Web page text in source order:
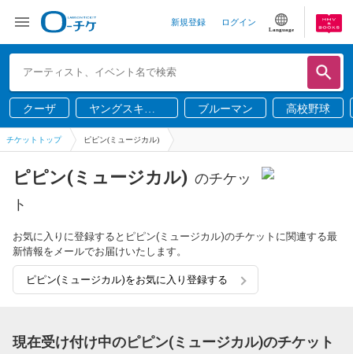
新規登録 ログイン
Language
クーザ
ヤングスキニ
ー
ブルーマン 高校野球
チケットトップ ピピン(ミュージカル)
ピピン(ミュージカル) のチケッ
ト
お気に入りに登録するとピピン(ミュージカル)のチケットに関連する最
新情報をメールでお届けいたします。
ピピン(ミュージカル)をお気に入り登録する
現在受け付け中のピピン(ミュージカル)のチケット